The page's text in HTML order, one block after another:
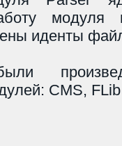
модуля
иденты
CMS,